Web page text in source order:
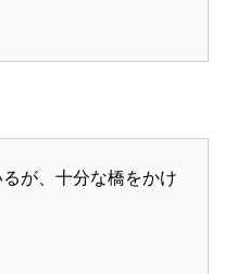
が、十分な橋をかけ